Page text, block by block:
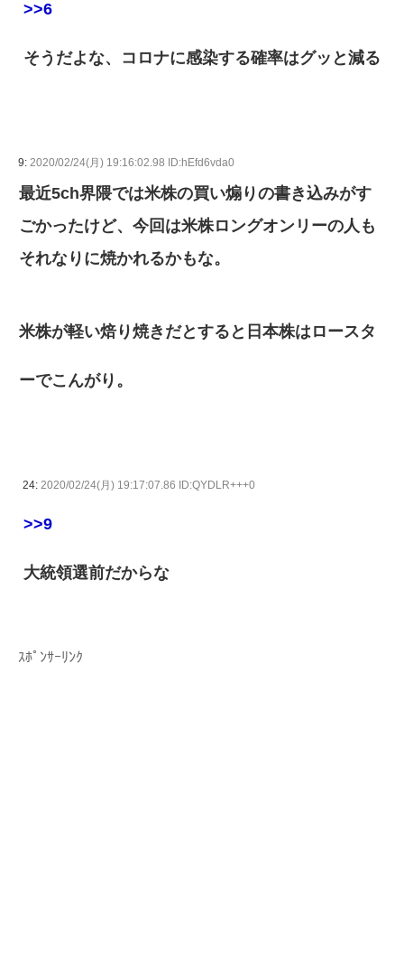
>>6
そうだよな、コロナに感染する確率はグッと減る
9: 2020/02/24(月) 19:16:02.98 ID:hEfd6vda0
最近5ch界隈では米株の買い煽りの書き込みがす
ごかったけど、今回は米株ロングオンリーの人も
それなりに焼かれるかもな。
米株が軽い焙り焼きだとすると日本株はロースタ
ーでこんがり。
24: 2020/02/24(月) 19:17:07.86 ID:QYDLR+++0
>>9
大統領選前だからな
ｽﾎﾟﾝｻｰﾘﾝｸ